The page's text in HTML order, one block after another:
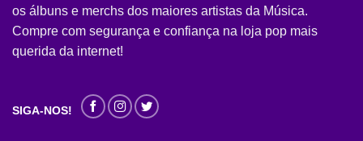
os álbuns e merchs dos maiores artistas da Música.
Compre com segurança e confiança na loja pop mais
querida da internet!
SIGA-NOS!